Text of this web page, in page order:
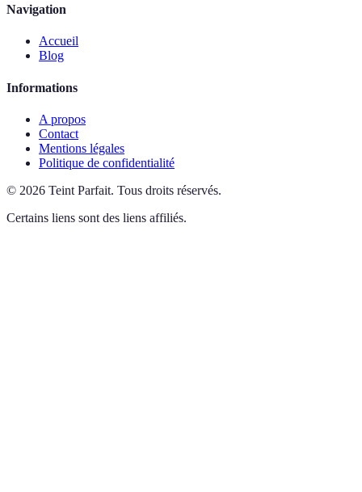
Navigation
Accueil
Blog
Informations
A propos
Contact
Mentions légales
Politique de confidentialité
© 2026 Teint Parfait. Tous droits réservés.
Certains liens sont des liens affiliés.